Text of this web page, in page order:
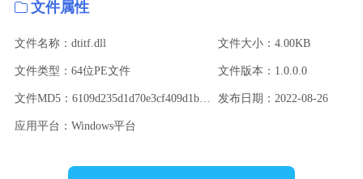
文件属性
文件名称：dtitf.dll 文件大小：4.00KB
文件类型：64位PE文件 文件版本：1.0.0.0
文件MD5：6109d235d1d70e3cf409d1beb8417d5b 发布日期：2022-08-26
应用平台：Windows平台